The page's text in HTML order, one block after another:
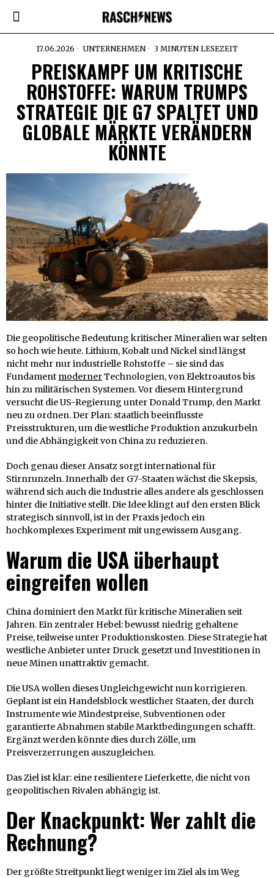
17.06.2026 UNTERNEHMEN 3 MINUTEN LESEZEIT
PREISKAMPF UM KRITISCHE
ROHSTOFFE: WARUM TRUMPS
STRATEGIE DIE G7 SPALTET UND
GLOBALE MÄRKTE VERÄNDERN
KÖNNTE
Die geopolitische Bedeutung kritischer Mineralien war selten
so hoch wie heute. Lithium, Kobalt und Nickel sind längst
nicht mehr nur industrielle Rohstoffe – sie sind das
Fundament modernerTechnologien, von Elektroautos bis
hin zu militärischen Systemen. Vor diesem Hintergrund
versucht die US-Regierung unter Donald Trump, den Markt
neu zu ordnen. Der Plan: staatlich beeinflusste
Preisstrukturen, um die westliche Produktion anzukurbeln
und die Abhängigkeit von China zu reduzieren.
Doch genau dieser Ansatz sorgt international für
Stirnrunzeln. Innerhalb der G7-Staaten wächst die Skepsis,
während sich auch die Industrie alles andere als geschlossen
hinter die Initiative stellt. Die Idee klingt auf den ersten Blick
strategisch sinnvoll, ist in der Praxis jedoch ein
hochkomplexes Experiment mit ungewissem Ausgang.
Warum die USA überhaupt
eingreifen wollen
China dominiert den Markt für kritische Mineralien seit
Jahren. Ein zentraler Hebel: bewusst niedrig gehaltene
Preise, teilweise unter Produktionskosten. Diese Strategie hat
westliche Anbieter unter Druck gesetzt und Investitionen in
neue Minen unattraktiv gemacht.
Die USA wollen dieses Ungleichgewicht nun korrigieren.
Geplant ist ein Handelsblock westlicher Staaten, der durch
Instrumente wie Mindestpreise, Subventionen oder
garantierte Abnahmen stabile Marktbedingungen schafft.
Ergänzt werden könnte dies durch Zölle, um
Preisverzerrungen auszugleichen.
Das Ziel ist klar: eine resilientere Lieferkette, die nicht von
geopolitischen Rivalen abhängig ist.
Der Knackpunkt: Wer zahlt die
Rechnung?
Der größte Streitpunkt liegt weniger im Ziel als im Weg